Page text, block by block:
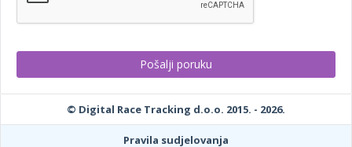
© Digital Race Tracking d.o.o. 2015. - 2026.
Pravila sudjelovanja